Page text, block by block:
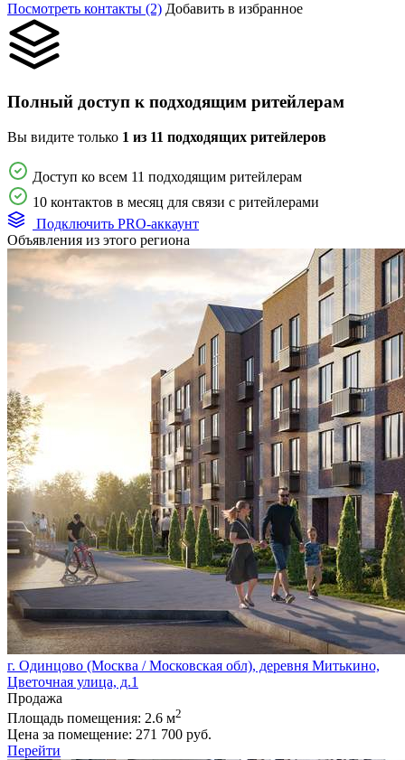
Посмотреть контакты (2) Добавить в избранное
Полный доступ к подходящим ритейлерам
Вы видите только 1 из 11 подходящих ритейлеров
Доступ ко всем 11 подходящим ритейлерам
10 контактов в месяц для связи с ритейлерами
Подключить PRO-аккаунт
Объявления из этого региона
г. Одинцово (Москва / Московская обл), деревня Митькино,
Цветочная улица, д.1
Продажа
Площадь помещения: 2.6 м2
Цена за помещение: 271 700 руб.
Перейти